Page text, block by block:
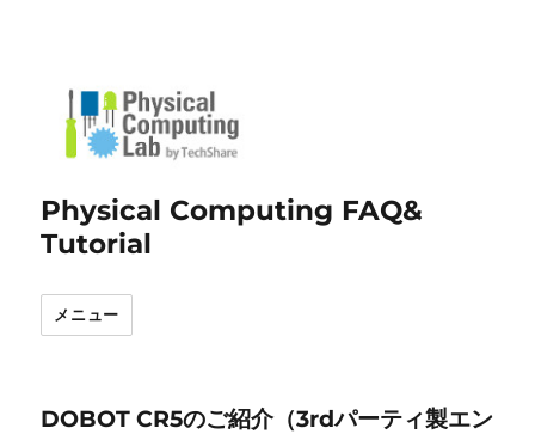
Physical Computing FAQ&
Tutorial
メニュー
DOBOT CR5のご紹介（3rdパーティ製エン